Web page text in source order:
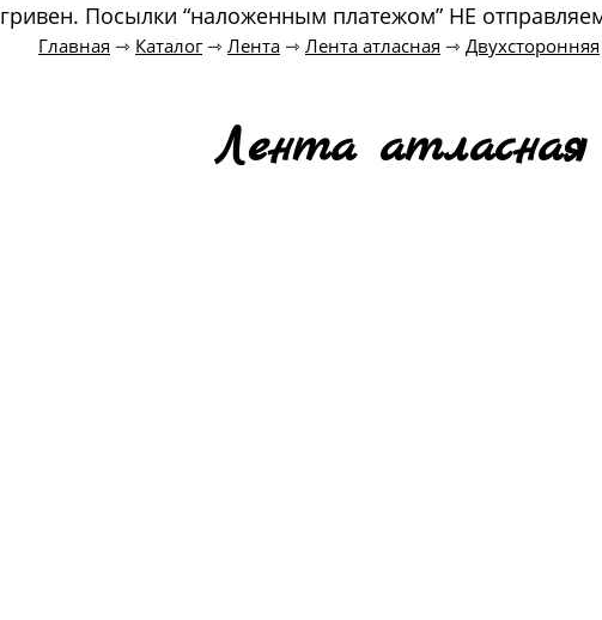
гривен. Посылки “наложенным платежом” НЕ
Главная ⇾ Каталог⇾ Лента ⇾ Лента атласная ⇾ Двухсторонняя
Лента атласная